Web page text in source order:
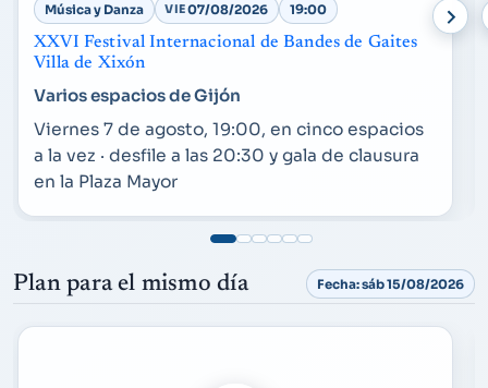
Música y Danza VIE07/08/2026 19:00
XXVI Festival Internacional de Bandes de Gaites
Villa de Xixón
Varios espacios de Gijón
Viernes 7 de agosto, 19:00, en cinco espacios
a la vez · desfile a las 20:30 y gala de clausura
en la Plaza Mayor
Plan para el mismo día Fecha: sáb 15/08/2026